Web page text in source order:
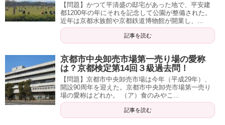
【問題】かつて平清盛の邸宅があった地で、平安建
都1200年の年にそれを記念して公園が整備された。
近年は京都水族館や京都鉄道博物館が開業し、...
記事を読む
京都市中央卸売市場第一売り場の愛称
は？京都検定第14回３級過去問！
【問題】京都市中央卸売市場は今年（平成29年）、
開設90周年を迎えた。京都市中央卸売市場第一売り
場の愛称はどれか。 （ア）食のみやこ...
記事を読む